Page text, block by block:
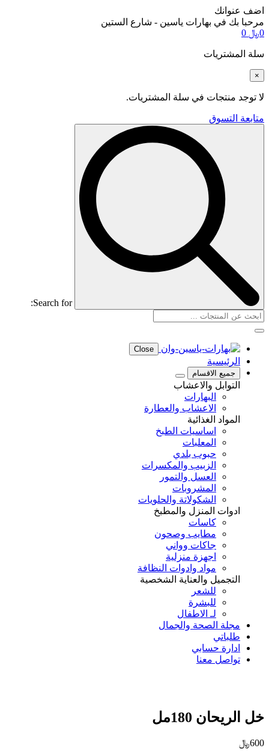
اضف عنوانك
مرحبا بك في بهارات ياسين - شارع الستين
0﷼ 0
سلة المشتريات
×
لا توجد منتجات في سلة المشتريات.
متابعة التسوق
Search for:
Close
الرئيسية
جميع الاقسام
التوابل والاعشاب
البهارات
الاعشاب والعطارة
المواد الغذائية
اساسيات الطبخ
المعلبات
حبوب بلدي
الزبيب والمكسرات
العسل والتمور
المشروبات
الشكولاتة والحلويات
ادوات المنزل والمطبخ
كاسات
مطايب وصحون
جاكات وواني
اجهزة منزلية
مواد وادوات النظافة
التجميل والعناية الشخصية
للشعر
للبشرة
لـ الاطفال
مجلة الصحة والجمال
طلباتي
ادارة حسابي
تواصل معنا
خل الريحان 180مل
600﷼